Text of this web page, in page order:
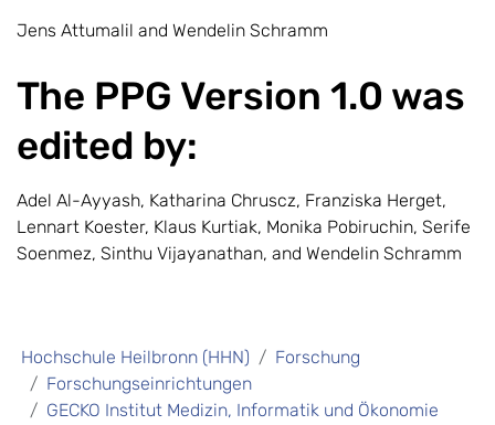
Jens Attumalil and Wendelin Schramm
The PPG Version 1.0 was
edited by:
Adel Al-Ayyash, Katharina Chruscz, Franziska Herget,
Lennart Koester, Klaus Kurtiak, Monika Pobiruchin, Serife
Soenmez, Sinthu Vijayanathan, and Wendelin Schramm
Hochschule Heilbronn (HHN)
Forschung
Forschungseinrichtungen
GECKO Institut Medizin, Informatik und Ökonomie